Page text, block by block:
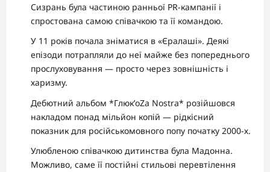
Сизрань була частиною ранньої PR-кампанії і
спростована самою співачкою та її командою.
У 11 років почала зніматися в «Єралаші». Деякі
епізоди потрапляли до неї майже без попереднього
прослуховування — просто через зовнішність і
харизму.
Дебютний альбом *Глюк’oZa Nostra* розійшовся
накладом понад мільйон копій — рідкісний
показник для російськомовного попу початку 2000-х.
Улюбленою співачкою дитинства була Мадонна.
Можливо, саме її постійні стильові перевтілення